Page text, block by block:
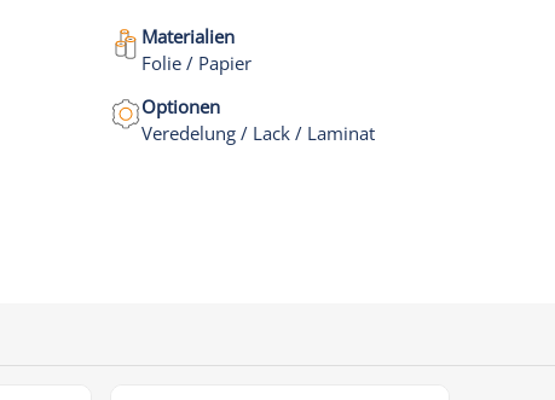
Materialien
Folie / Papier
Optionen
Veredelung / Lack / Laminat